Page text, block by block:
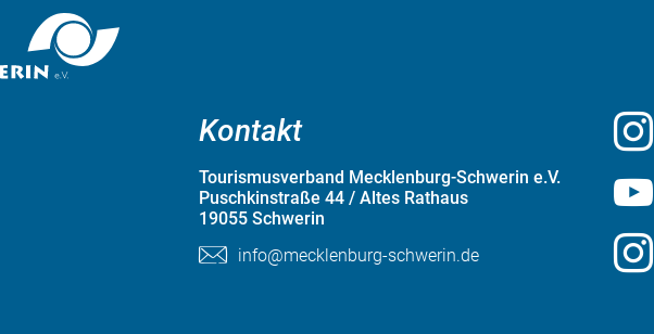
Kontakt
Tourismusverband Mecklenburg-Schwerin e.V.
Puschkinstraße 44 / Altes Rathaus
19055 Schwerin
info@mecklenburg-schwerin.de